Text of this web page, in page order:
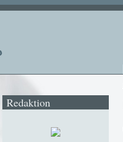
Redaktion